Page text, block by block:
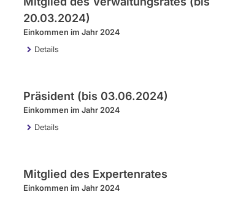
20.03.2024)
Einkommen im Jahr 2024
Details
Präsident (bis 03.06.2024)
Einkommen im Jahr 2024
Details
Mitglied des Expertenrates
Einkommen im Jahr 2024